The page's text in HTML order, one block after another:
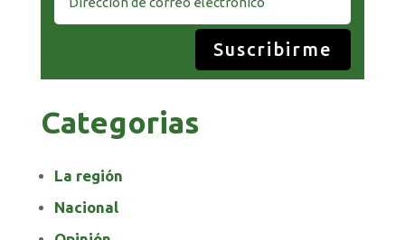
Suscribirme
Categorias
La región
Nacional